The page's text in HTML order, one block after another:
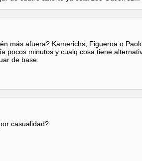
más afuera? Kamerichs, Figueroa o
pocos minutos y cualq cosa tiene
de base.
casualidad?